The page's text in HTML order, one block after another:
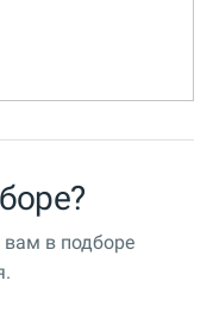
в подборе